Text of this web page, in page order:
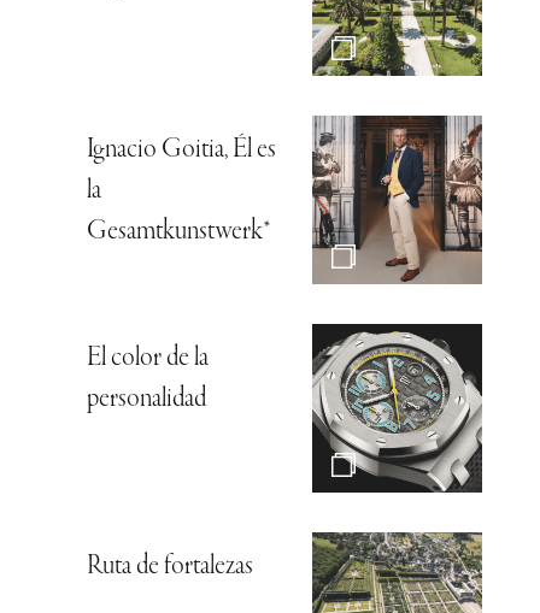
Ignacio Goitia, Él es
la
Gesamtkunstwerk*
El color de la
personalidad
Ruta de fortalezas